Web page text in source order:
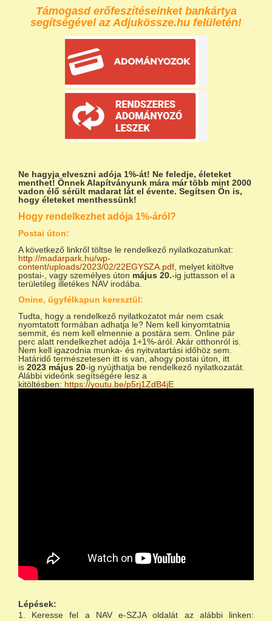
Támogasd erőfeszítéseinket bankártya
segítségével az Adjukössze.hu felületén!
Ne hagyja elveszni adója 1%-át! Ne feledje, életeket
menthet! Önnek Alapítványunk mára már több mint 2000
vadon élő sérült madarat lát el évente. Segítsen Ön is,
hogy életeket menthessünk!
Hogy rendelkezhet adója 1%-áról?
Postai úton:
A következő linkről töltse le rendelkező nyilatkozatunkat:
http://madarpark.hu/wp-
content/uploads/2023/02/22EGYSZA.pdf, melyet kitöltve
postai-, vagy személyes úton május 20.-ig juttasson el a
területileg illetékes NAV irodába.
Onine, ügyfélkapun keresztül:
Tudta, hogy a rendelkező nyilatkozatot már nem csak
nyomtatott formában adhatja le? Nem kell kinyomtatnia
semmit, és nem kell elmennie a postára sem. Online pár
perc alatt rendelkezhet adója 1+1%-áról. Akár otthonról is.
Nem kell igazodnia munka- és nyitvatartási időhöz sem.
Határidő természetesen itt is van, ahogy postai úton, itt
is 2023 május 20-ig nyújthatja be rendelkező nyilatkozatát.
Alábbi videónk segítségére lesz a
kitöltésben: https://youtu.be/p5rj1ZdB4jE
Lépések:
Keresse fel a NAV e-SZJA oldalát az alábbi linken: